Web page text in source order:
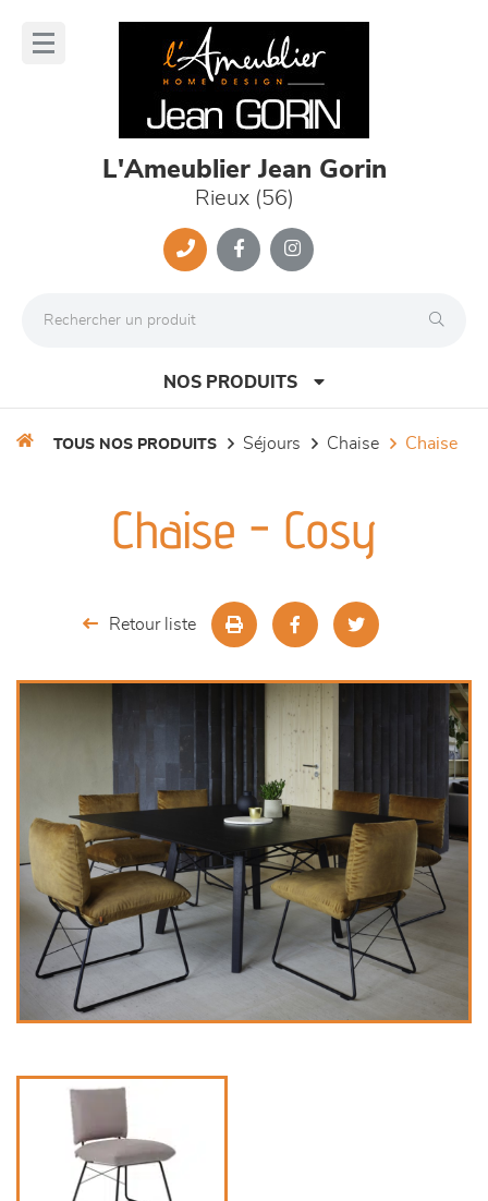
L'Ameublier Jean Gorin
Rieux (56)
NOS PRODUITS
meubles de complément
décoration
TOUS NOS PRODUITS séjours chaise chaise
Chaise - Cosy
Retour liste